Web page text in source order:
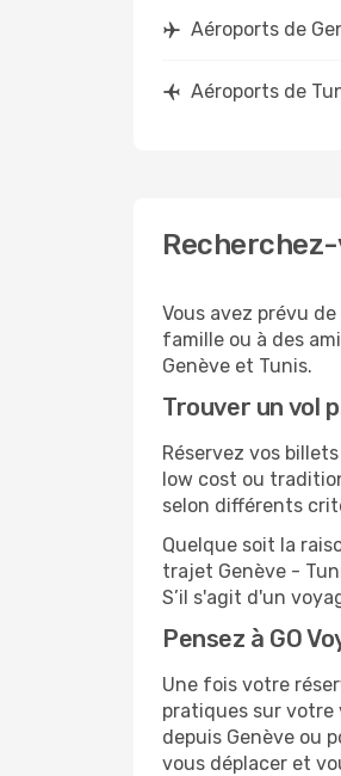
Aéroports de
Aéroports de
Recherchez-
Vous avez prévu
famille ou à des
Genève et Tunis.
Trouver un vol
Réservez vos
low cost ou
selon différents
Quelque soit la
trajet Genève -
S’il s'agit d'un
Pensez à GO
Une fois votre
pratiques sur votre
depuis Genève ou
vous déplacer et